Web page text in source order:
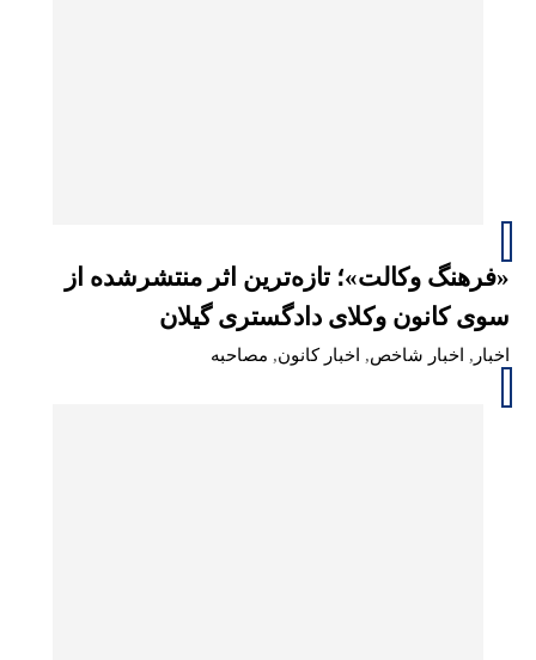
«فرهنگ وکالت»؛ تازه‌ترین اثر منتشرشده از
سوی کانون وکلای دادگستری گیلان
اخبار , اخبار شاخص, اخبار کانون, مصاحبه